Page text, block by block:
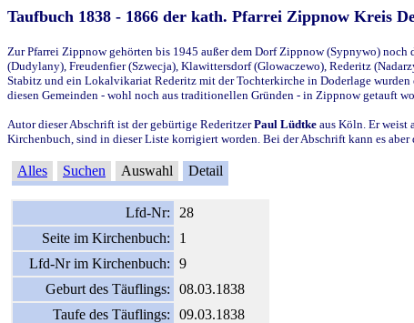
Taufbuch 1838 - 1866 der kath. Pfarrei Zippnow Kreis
Zur Pfarrei Zippnow gehörten bis 1945 außer dem Dorf Zippnow (Sypnywo)
(Dudylany), Freudenfier (Szwecja), Klawittersdorf (Glowaczewo), Rederitz
Stabitz und ein Lokalvikariat Rederitz mit der Tochterkirche in Doderlage wurden
diesen Gemeinden - wohl noch aus traditionellen Gründen - in Zippnow getauft
Autor dieser Abschrift ist der gebürtige RederitzerPaul Lüdtke aus Köln. Er weist
Kirchenbuch, sind in dieser Liste korrigiert worden. Bei der Abschrift kann es
Alles Suchen Auswahl Detail
Lfd-Nr:
28
Seite im Kirchenbuch:
1
Lfd-Nr im Kirchenbuch:
9
Geburt des Täuflings:
08.03.1838
Taufe des Täuflings:
09.03.1838